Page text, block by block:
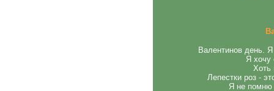
Валентинов день.
Я хочу
Хоть
Лепестки роз -
Я не помню